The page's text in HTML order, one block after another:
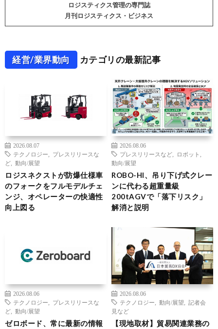
ロジスティクス管理の専門誌
月刊ロジスティクス・ビジネス
経営/業界動向 カテゴリの最新記事
2026.08.07
テクノロジー
プレスリリースな
ど
動向/展望
ロジスネクストが防爆仕様車
のフォークをフルモデルチェ
ンジ、オペレーターの快適性
向上図る
2026.08.06
プレスリリースなど
ロボット
動向/展望
ROBO-HI、吊り下げ式クレー
ンに代わる超重量級
200tAGVで「落下リスク」
解消と説明
2026.08.06
テクノロジー
プレスリリースな
ど
動向/展望
ゼロボード、常に最新の情報
2026.08.06
テクノロジー
動向/展望
記者会
見など
【現地取材】貿易関連業務の